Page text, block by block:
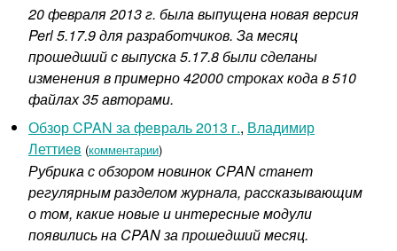
20 февраля 2013 г. была выпущена новая версия
Perl 5.17.9 для разработчиков. За месяц
прошедший с выпуска 5.17.8 были сделаны
изменения в примерно 42000 строках кода в 510
файлах 35 авторами.
Обзор CPAN за февраль 2013 г., Владимир
Леттиев (комментарии)
Рубрика с обзором новинок CPAN станет
регулярным разделом журнала, рассказывающим
о том, какие новые и интересные модули
появились на CPAN за прошедший месяц.